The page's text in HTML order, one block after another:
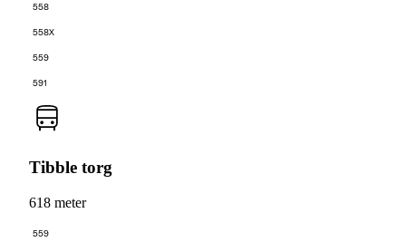
558
558X
559
591
Tibble torg
618 meter
559